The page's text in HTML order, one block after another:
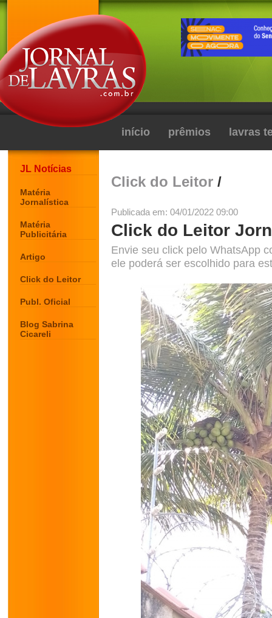
início prêmios lavras
JL Notícias
Matéria
Jornalística
Matéria
Publicitária
Artigo
Click do Leitor
Publ. Oficial
Blog Sabrina
Cicareli
Click do Leitor /
Publicada em: 04/01/2022 09:00
Click do Leitor
Envie seu click pelo WhatsApp
ele poderá ser escolhido para